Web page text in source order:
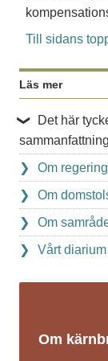
Till sidans
Läs mer
Det här
sammanfattning
Om
Om
Om
Vårt diarium
Om